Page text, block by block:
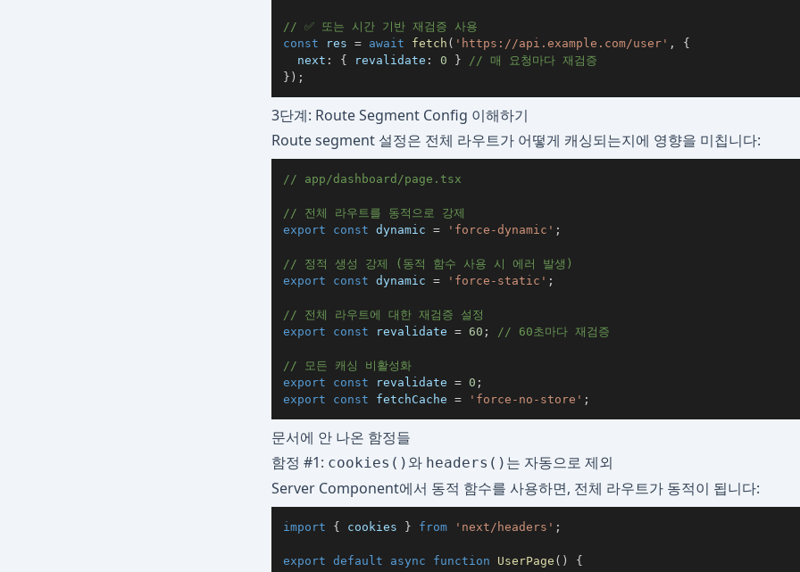
// ✅ 또는 시간 기반 재검증 사용
const res = await fetch ( 'https://api.example.com/user' ,
{
  next
: { revalidate : 0 }
// 매 요청마다 재검증
} ) ;
3단계: Route Segment Config 이해하기
Route segment 설정은 전체 라우트가 어떻게 캐싱되는지에 영향을 미칩니다:
// app/dashboard/page.tsx
// 전체 라우트를 동적으로 강제
export
const dynamic = 'force-dynamic' ;
// 정적 생성 강제 (동적 함수 사용 시 에러 발생)
export
const dynamic = 'force-static' ;
// 전체 라우트에 대한 재검증 설정
export
const revalidate = 60 ; // 60초마다 재검증
// 모든 캐싱 비활성화
export
const revalidate = 0 ;
export
const fetchCache = 'force-no-store' ;
문서에 안 나온 함정들
함정 #1: cookies() 와 headers() 는 자동으로 제외
Server Component에서 동적 함수를 사용하면, 전체 라우트가 동적이 됩니다:
import { cookies } from 'next/headers' ;
export default async function UserPage ( )
{